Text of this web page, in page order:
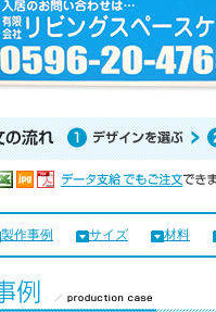
製作事例 サイズ 材料